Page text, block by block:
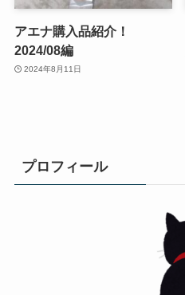
アエナ購入品紹介！
2024/08編
2024年8月11日
プロフィール